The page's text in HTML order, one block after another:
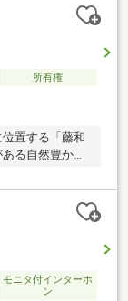
チン◆水回り設
トできます◆毎
ています◆ペッ
横浜】提携銀
利 年0.92％
759-655】ま
所有権
置する「藤和
る自然豊かな
スとしてもご
々としたLDK
す。ペット飼育
ゃんもお庭を走
、フローリン
はすぐに快適
は、コンビニや
ます。海へも
モニタ付インターホ
ン